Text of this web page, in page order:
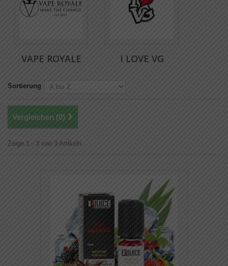
VAPE ROYALE I LOVE VG
Sortierung
Vergleichen (0)
Zeige 1 - 3 von 3 Artikeln